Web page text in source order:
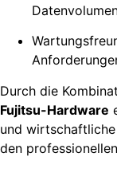
Durch die
Fujitsu-Hardware
und
den